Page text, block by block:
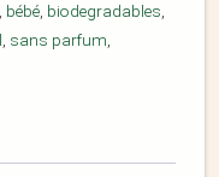
, bébé, biodegradables,
, sans parfum,